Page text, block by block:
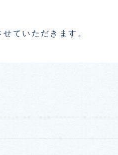
ていただきます。